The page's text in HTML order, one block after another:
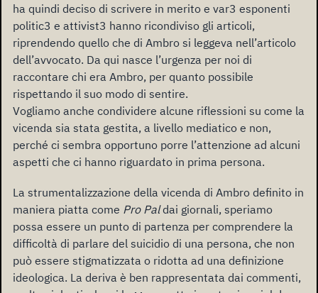
ha quindi deciso di scrivere in merito e var3 esponenti
politic3 e attivist3 hanno ricondiviso gli articoli,
riprendendo quello che di Ambro si leggeva nell’articolo
dell’avvocato. Da qui nasce l’urgenza per noi di
raccontare chi era Ambro, per quanto possibile
rispettando il suo modo di sentire.
Vogliamo anche condividere alcune riflessioni su come la
vicenda sia stata gestita, a livello mediatico e non,
perché ci sembra opportuno porre l’attenzione ad alcuni
aspetti che ci hanno riguardato in prima persona.
La strumentalizzazione della vicenda di Ambro definito in
maniera piatta come Pro Paldai giornali, speriamo
possa essere un punto di partenza per comprendere la
difficoltà di parlare del suicidio di una persona, che non
può essere stigmatizzata o ridotta ad una definizione
ideologica. La deriva è ben rappresentata dai commenti,